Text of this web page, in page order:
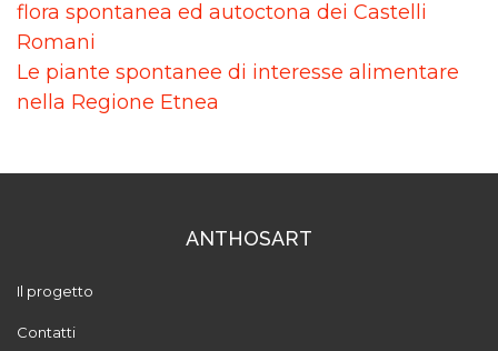
flora spontanea ed autoctona dei Castelli
Romani
Le piante spontanee di interesse alimentare
nella Regione Etnea
ANTHOSART
Il progetto
Contatti